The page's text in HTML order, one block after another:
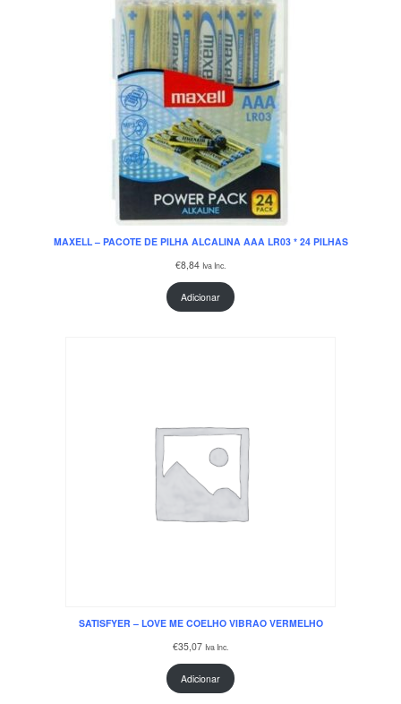
MAXELL – PACOTE DE PILHA ALCALINA AAA LR03 * 24 PILHAS
€8,84 Iva Inc.
Adicionar
SATISFYER – LOVE ME COELHO VIBRAO VERMELHO
€35,07 Iva Inc.
Adicionar